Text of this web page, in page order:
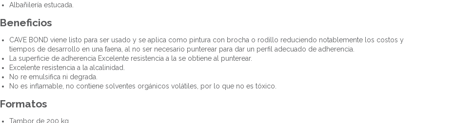
Albañilería estucada.
Beneficios
CAVE BOND viene listo para ser usado y se aplica como pintura con brocha o rodillo reduciendo notablemente los costos y
tiempos de desarrollo en una faena, al no ser necesario punterear para dar un perfil adecuado de adherencia.
La superficie de adherencia Excelente resistencia a la se obtiene al punterear.
Excelente resistencia a la alcalinidad.
No re emulsifica ni degrada.
No es inflamable, no contiene solventes orgánicos volátiles, por lo que no es tóxico.
Formatos
Tambor de 200 kg